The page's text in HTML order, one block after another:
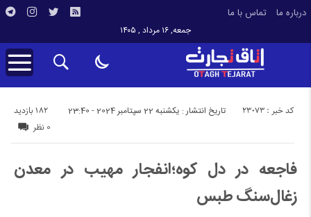
درباره ما تماس با ما
جمعه, ۱۶ مرداد , ۱۴۰۵
تاریخ انتشار : یکشنبه 22 سپتامبر 2024 - 23:40 182 بازدید کد خبر : 23073
0 نظر
فاجعه در دل کوه؛انفجار مهیب در معدن
زغال‌سنگ طبس